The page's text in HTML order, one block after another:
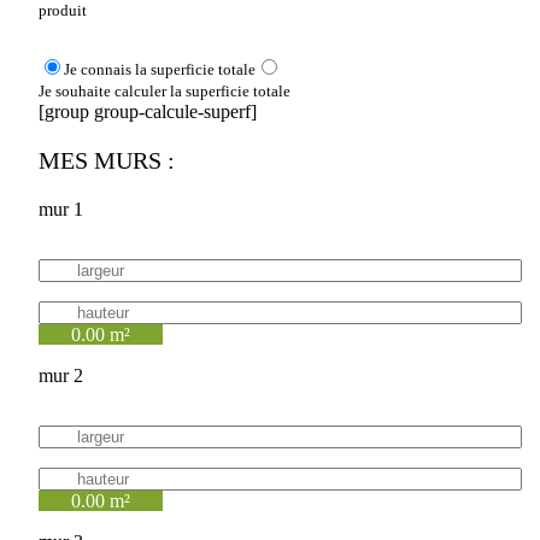
produit
Je connais la superficie totale
Je souhaite calculer la superficie totale
[group group-calcule-superf]
MES MURS :
mur 1
0.00 m²
mur 2
0.00 m²